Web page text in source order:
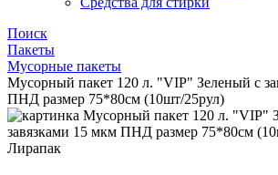
Поиск
Пакеты
Мусорные пакеты
Мусорный пакет 120 л. "VIP" Зеленый с
ПНД размер 75*80см (10шт/25рул)